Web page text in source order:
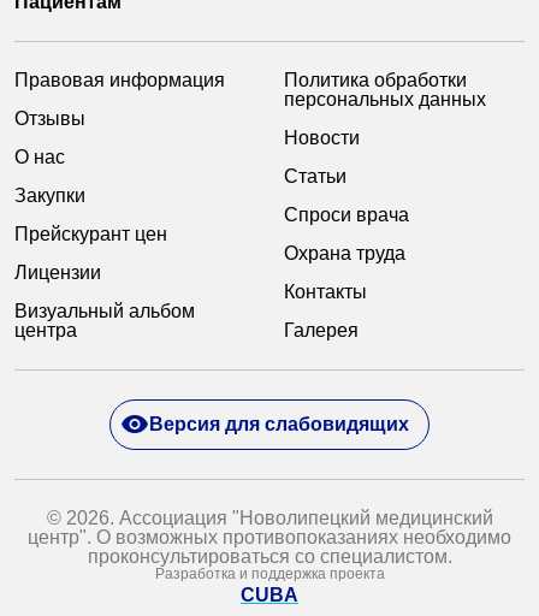
Правовая информация
Отзывы
О нас
Закупки
Прейскурант цен
Лицензии
Визуальный альбом
центра
Политика обработки
персональных данных
Новости
Статьи
Спроси врача
Охрана труда
Контакты
Галерея
© 2026. Ассоциация "Новолипецкий медицинский
центр". О возможных противопоказаниях необходимо
проконсультироваться со специалистом.
Разработка и поддержка проекта
CUBA
Версия для слабовидящих